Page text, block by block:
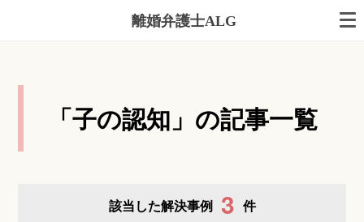
離婚弁護士ALG
「子の認知」の記事一覧
該当した解決事例 3 件